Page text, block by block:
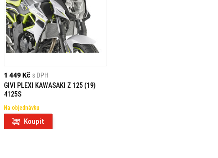
1 449 Kč s DPH
GIVI PLEXI KAWASAKI Z 125 (19)
4125S
Na objednávku
Koupit